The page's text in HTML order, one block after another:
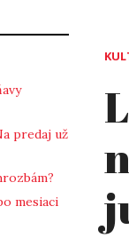
predaj už
mesiaci